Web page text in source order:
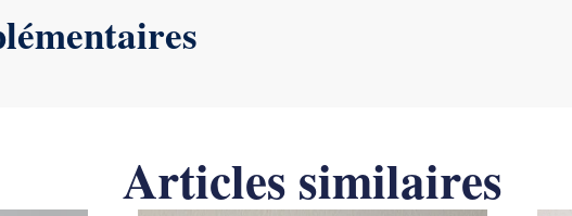
Articles similaires